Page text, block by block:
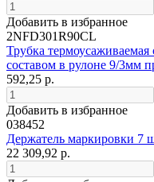
Добавить в избранное
2NFD301R90CL
Трубка
составом в рулоне 9/3мм
592,25 р.
Добавить в избранное
038452
Держатель маркировки 7
22 309,92 р.